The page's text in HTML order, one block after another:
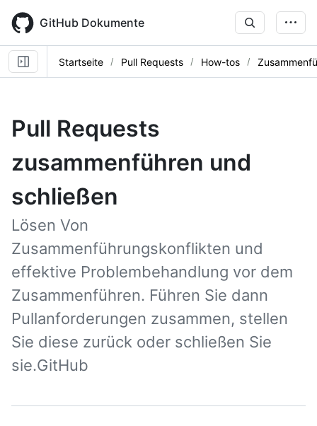
main
content
GitHub Dokumente
Startseite Pull Requests How-tos
Pull Requests
zusammenführen und
schließen
Lösen Von
Zusammenführungskonflikten und
effektive Problembehandlung vor dem
Zusammenführen. Führen Sie dann
Pullanforderungen zusammen, stellen
Sie diese zurück oder schließen Sie
sie.GitHub